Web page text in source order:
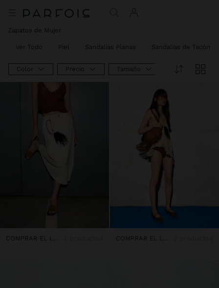
Zapatos de Mujer
Ver Todo Piel Sandalias Planas Sandalias de Tacón
Color Precio Tamaño
COMPRAR EL LOOK COMPRAR EL LOOK